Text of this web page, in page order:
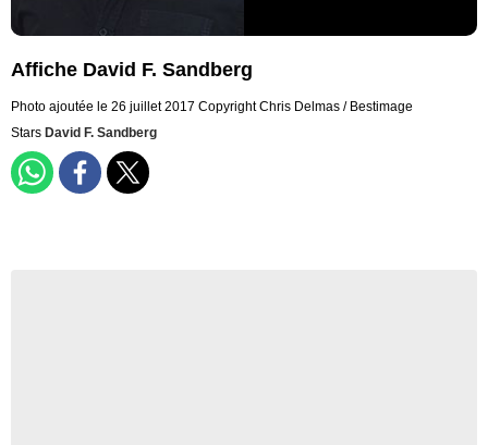
Affiche David F. Sandberg
Photo ajoutée le 26 juillet 2017 Copyright Chris Delmas / Bestimage
Stars David F. Sandberg